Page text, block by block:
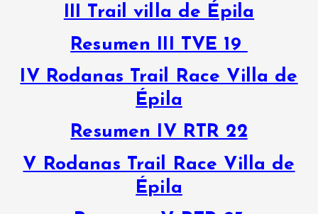
III Trail villa de Épila
Resumen III TVE 19
IV Rodanas Trail Race Villa de
Épila
Resumen IV RTR 22
V Rodanas Trail Race Villa de
Épila